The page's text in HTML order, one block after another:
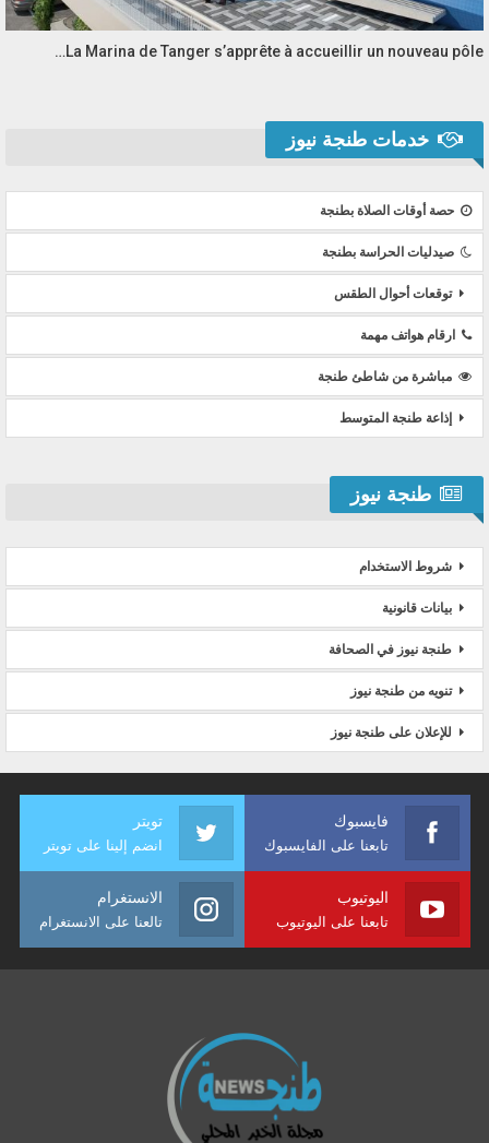
La Marina de Tanger s’apprête à accueillir un nouveau pôle…
خدمات طنجة نيوز
حصة أوقات الصلاة بطنجة
صيدليات الحراسة بطنجة
توقعات أحوال الطقس
ارقام هواتف مهمة
مباشرة من شاطئ طنجة
إذاعة طنجة المتوسط
طنجة نيوز
شروط الاستخدام
بيانات قانونية
طنجة نيوز في الصحافة
تنويه من طنجة نيوز
للإعلان على طنجة نيوز
فايسبوك
تابعنا على الفايسبوك
تويتر
انضم إلينا على تويتر
اليوتيوب
تابعنا على اليوتيوب
الانستغرام
تالعنا على الانستغرام